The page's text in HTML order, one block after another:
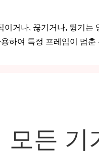
이거나, 끊기거나, 튕기
하여 특정 프레임이 멈
모든 기